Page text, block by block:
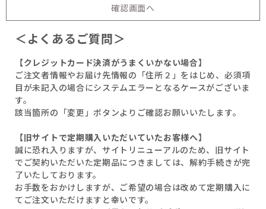
＜よくあるご質問＞
【クレジットカード決済がうまくいかない場合】
ご注文者情報やお届け先情報の「住所２」をはじめ、必須項
目が未記入の場合にシステムエラーとなるケースがございま
す。
該当箇所の「変更」ボタンよりご確認お願いいたします。
【旧サイトで定期購入いただいていたお客様へ】
誠に恐れ入りますが、サイトリニューアルのため、旧サイト
でご契約いただいた定期品につきましては、解約手続きが完
了いたしております。
お手数をおかけしますが、ご希望の場合は改めて定期購入に
てご注文いただけますと幸いです。